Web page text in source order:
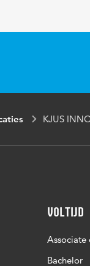
KJUS
Voltijd
Associate
Bachelor